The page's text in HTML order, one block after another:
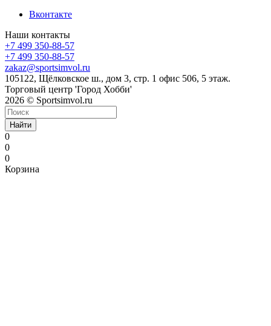
Вконтакте
Наши контакты
+7 499 350-88-57
+7 499 350-88-57
zakaz@sportsimvol.ru
105122, Щёлковское ш., дом 3, стр. 1 офис 506, 5 этаж.
Торговый центр 'Город Хобби'
2026 © Sportsimvol.ru
Найти
0
0
0
Корзина